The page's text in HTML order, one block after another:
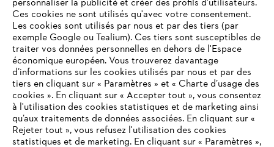
L'Entreprise
Questions / Réponses
Service
VOTRE NAVIGATEUR INTERNET
N'EST PLUS PRIS EN CHARGE
personnaliser la publicité et créer des profils d'utilisateurs.
Ces cookies ne sont utilisés qu'avec votre consentement.
Les cookies sont utilisés par nous et par des tiers (par
exemple Google ou Tealium). Ces tiers sont susceptibles de
traiter vos données personnelles en dehors de l'Espace
économique européen. Vous trouverez davantage
d’informations sur les cookies utilisés par nous et par des
tiers en cliquant sur « Paramètres » et « Charte d’usage des
cookies ». En cliquant sur « Accepter tout », vous consentez
à l'utilisation des cookies statistiques et de marketing ainsi
qu’aux traitements de données associées. En cliquant sur «
Rejeter tout », vous refusez l'utilisation des cookies
statistiques et de marketing. En cliquant sur « Paramètres »,